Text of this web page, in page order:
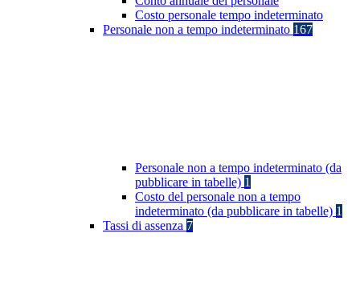
Costo personale tempo indeterminato
Personale non a tempo indeterminato 167
Personale non a tempo indeterminato (da
pubblicare in tabelle) 1
Costo del personale non a tempo
indeterminato (da pubblicare in tabelle) 1
Tassi di assenza 7